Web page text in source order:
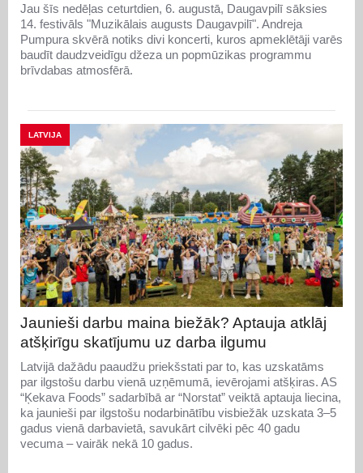
Jau šīs nedēļas ceturtdien, 6. augustā, Daugavpilī sāksies
14. festivāls "Muzikālais augusts Daugavpilī". Andreja
Pumpura skvērā notiks divi koncerti, kuros apmeklētāji varēs
baudīt daudzveidīgu džeza un popmūzikas programmu
brīvdabas atmosfērā.
LATVIJA
Jaunieši darbu maina biežāk? Aptauja atklāj
atšķirīgu skatījumu uz darba ilgumu
Latvijā dažādu paaudžu priekšstati par to, kas uzskatāms
par ilgstošu darbu vienā uzņēmumā, ievērojami atšķiras. AS
“Ķekava Foods” sadarbībā ar “Norstat” veiktā aptauja liecina,
ka jaunieši par ilgstošu nodarbinātību visbiežāk uzskata 3–5
gadus vienā darbavietā, savukārt cilvēki pēc 40 gadu
vecuma – vairāk nekā 10 gadus.